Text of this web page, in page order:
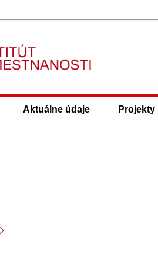
Aktuálne údaje Projekty